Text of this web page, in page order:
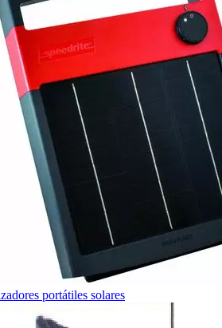
portátiles solares